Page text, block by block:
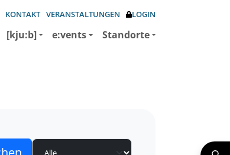
KONTAKT VERANSTALTUNGEN LOGIN
[kju:b] e:vents Standorte